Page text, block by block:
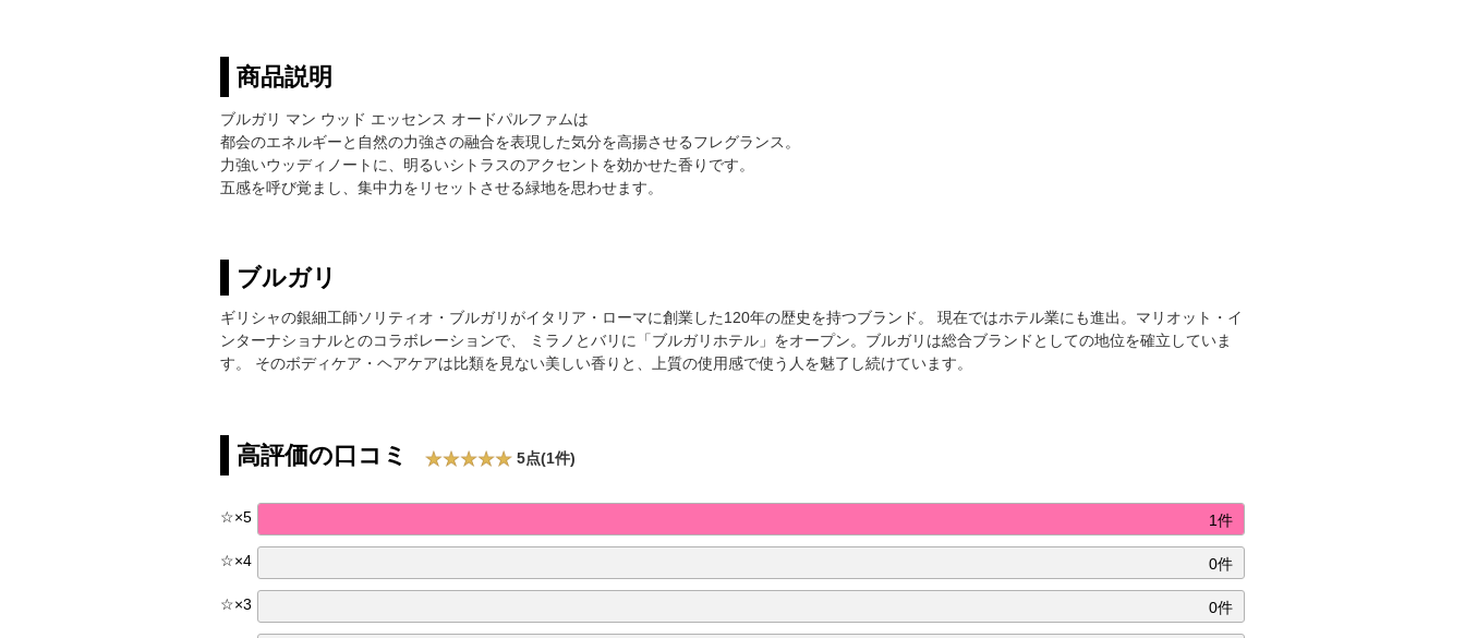
商品説明
ブルガリ マン ウッド エッセンス オードパルファムは
都会のエネルギーと自然の力強さの融合を表現した気分を高揚させるフレグランス。
力強いウッディノートに、明るいシトラスのアクセントを効かせた香りです。
五感を呼び覚まし、集中力をリセットさせる緑地を思わせます。
ブルガリ
ギリシャの銀細工師ソリティオ・ブルガリがイタリア・ローマに創業した120年の歴史を持つブランド。 現在ではホテル業にも進出。マリオット・イ
ンターナショナルとのコラボレーションで、 ミラノとバリに「ブルガリホテル」をオープン。ブルガリは総合ブランドとしての地位を確立していま
す。 そのボディケア・ヘアケアは比類を見ない美しい香りと、上質の使用感で使う人を魅了し続けています。
高評価の口コミ 5点(1件)
☆×5 1件
☆×4 0件
☆×3 0件